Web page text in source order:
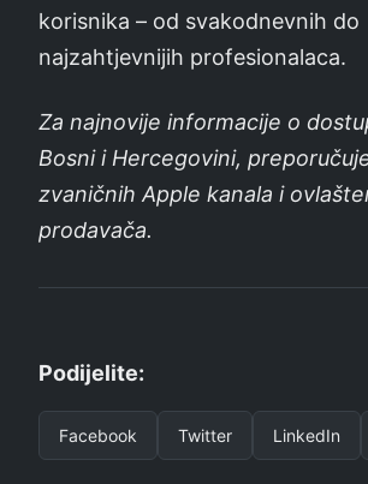
korisnika – od svakodnevnih do
najzahtjevnijih profesionalaca.
Za najnovije informacije o
Bosni i Hercegovini,
zvaničnih Apple kanala i
prodavača.
Podijelite:
Facebook Twitter LinkedIn